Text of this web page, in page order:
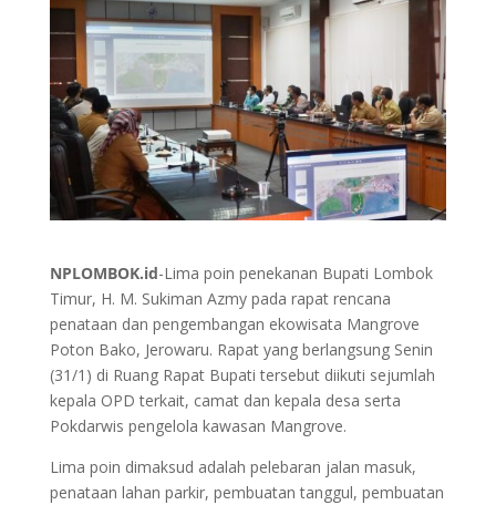
NPLOMBOK.id-Lima poin penekanan Bupati Lombok
Timur, H. M. Sukiman Azmy pada rapat rencana
penataan dan pengembangan ekowisata Mangrove
Poton Bako, Jerowaru. Rapat yang berlangsung Senin
(31/1) di Ruang Rapat Bupati tersebut diikuti sejumlah
kepala OPD terkait, camat dan kepala desa serta
Pokdarwis pengelola kawasan Mangrove.
Lima poin dimaksud adalah pelebaran jalan masuk,
penataan lahan parkir, pembuatan tanggul, pembuatan